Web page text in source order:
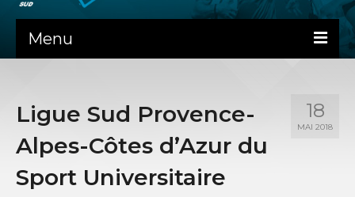
Menu
PRÉSENTATION
ADMINISTRATIF
DOCUMENTS RENTREE AS
18
MAI 2018
Ligue Sud Provence-
Alpes-Côtes d’Azur du
Sport Universitaire